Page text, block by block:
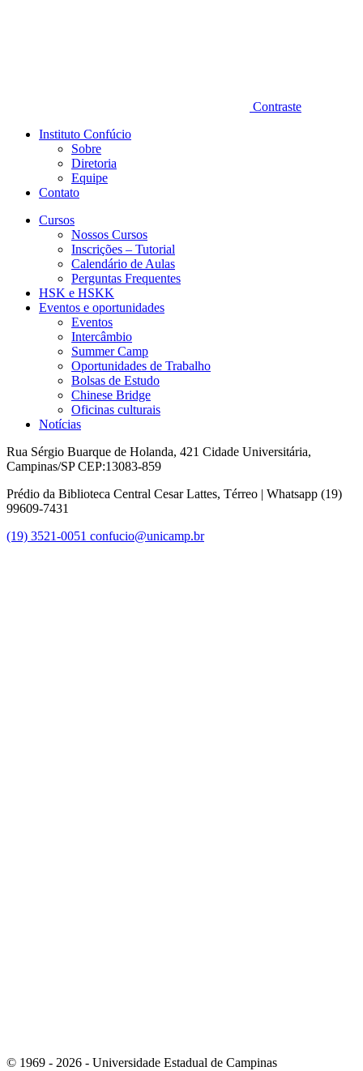
Contraste
Instituto Confúcio
Sobre
Diretoria
Equipe
Contato
Cursos
Nossos Cursos
Inscrições – Tutorial
Calendário de Aulas
Perguntas Frequentes
HSK e HSKK
Eventos e oportunidades
Eventos
Intercâmbio
Summer Camp
Oportunidades de Trabalho
Bolsas de Estudo
Chinese Bridge
Oficinas culturais
Notícias
Rua Sérgio Buarque de Holanda, 421 Cidade Universitária,
Campinas/SP CEP:13083-859
Prédio da Biblioteca Central Cesar Lattes, Térreo | Whatsapp (19)
99609-7431
(19) 3521-0051 confucio@unicamp.br
© 1969 - 2026 - Universidade Estadual de Campinas